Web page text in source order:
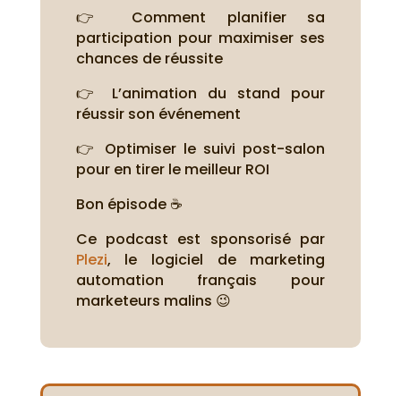
👉 Comment planifier sa
participation pour maximiser ses
chances de réussite
👉 L’animation du stand pour
réussir son événement
👉 Optimiser le suivi post-salon
pour en tirer le meilleur ROI
Bon épisode ☕
Ce podcast est sponsorisé par
Plezi, le logiciel de marketing
automation français pour
marketeurs malins 😉